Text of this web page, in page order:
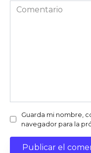
Comentario
Guarda mi nombre,
navegador para la